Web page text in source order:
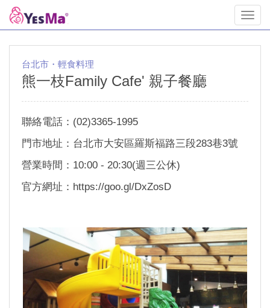
台北市・輕食料理
熊一枝Family Cafe' 親子餐廳
聯絡電話：(02)3365-1995
門市地址：台北市大安區羅斯福路三段283巷3號
營業時間：10:00 - 20:30(週三公休)
官方網址： https://goo.gl/DxZosD